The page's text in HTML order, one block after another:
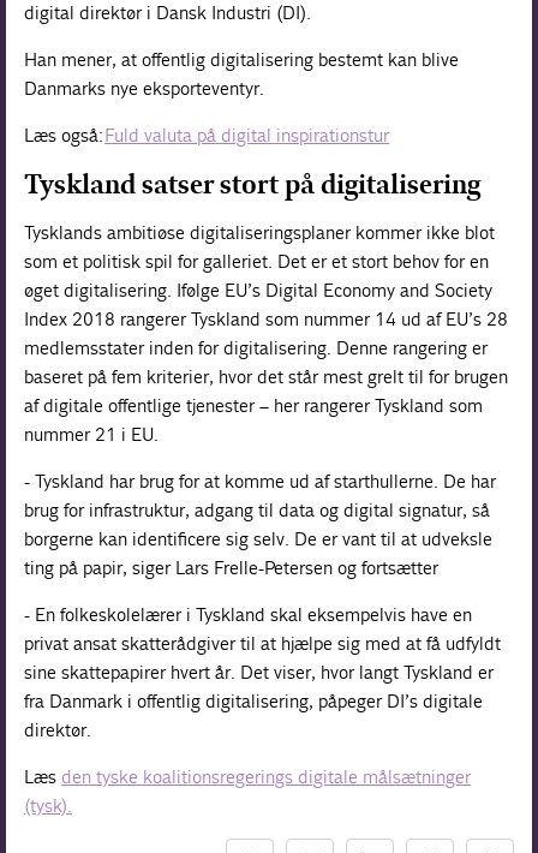
digital direktør i Dansk Industri (DI).
Han mener, at offentlig digitalisering bestemt kan blive
Danmarks nye eksporteventyr.
Læs også:Fuld valuta på digital inspirationstur
Tyskland satser stort på digitalisering
Tysklands ambitiøse digitaliseringsplaner kommer ikke blot
som et politisk spil for galleriet. Det er et stort behov for en
øget digitalisering. Ifølge EU’s Digital Economy and Society
Index 2018 rangerer Tyskland som nummer 14 ud af EU’s 28
medlemsstater inden for digitalisering. Denne rangering er
baseret på fem kriterier, hvor det står mest grelt til for brugen
af digitale offentlige tjenester – her rangerer Tyskland som
nummer 21 i EU.
- Tyskland har brug for at komme ud af starthullerne. De har
brug for infrastruktur, adgang til data og digital signatur, så
borgerne kan identificere sig selv. De er vant til at udveksle
ting på papir, siger Lars Frelle-Petersen og fortsætter
- En folkeskolelærer i Tyskland skal eksempelvis have en
privat ansat skatterådgiver til at hjælpe sig med at få udfyldt
sine skattepapirer hvert år. Det viser, hvor langt Tyskland er
fra Danmark i offentlig digitalisering, påpeger DI’s digitale
direktør.
Læsden tyske koalitionsregerings digitale målsætninger
(tysk).